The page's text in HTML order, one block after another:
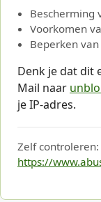
Bescherming
Voorkomen
Beperken
Denk je dat dit
Mail naar
je IP-adres.
Zelf controleren:
https://